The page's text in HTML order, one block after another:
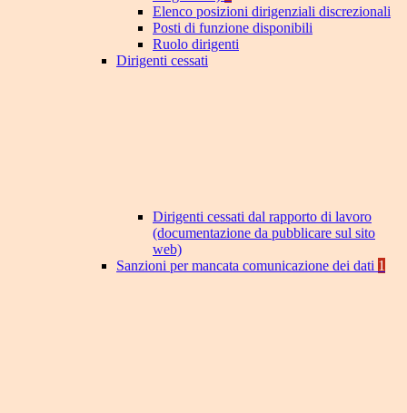
Elenco posizioni dirigenziali discrezionali
Posti di funzione disponibili
Ruolo dirigenti
Dirigenti cessati
Dirigenti cessati dal rapporto di lavoro
(documentazione da pubblicare sul sito
web)
Sanzioni per mancata comunicazione dei dati 1